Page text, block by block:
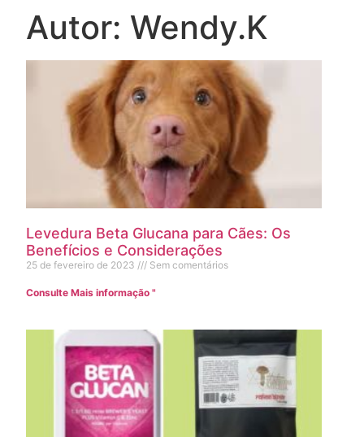
Autor: Wendy.K
Levedura Beta Glucana para Cães: Os
Benefícios e Considerações
25 de fevereiro de 2023 Sem comentários
Consulte Mais informação "